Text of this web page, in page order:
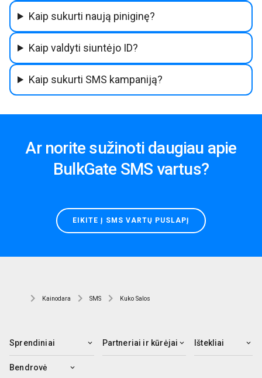
Kaip sukurti naują piniginę?
Kaip valdyti siuntėjo ID?
Kaip sukurti SMS kampaniją?
Ar norite sužinoti daugiau apie
BulkGate SMS vartus?
EIKITE Į SMS VARTŲ PUSLAPĮ
Kainodara SMS Kuko Salos
Sprendiniai Partneriai ir kūrėjai Ištekliai
Bendrovė